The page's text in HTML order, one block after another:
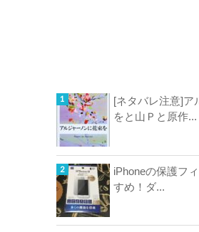
[ネタバレ注意]ア
をと山Ｐと原作...
iPhoneの保護フ
すめ！ダ...